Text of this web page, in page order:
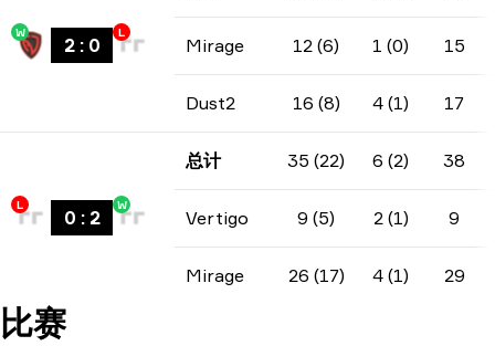
W
2: 0
L
Mirage 12 (6) 1 (0) 15
Dust2 16 (8) 4 (1) 17
L
0 : 2
W
总计 35 (22) 6 (2) 38
Vertigo 9 (5) 2 (1) 9
Mirage 26 (17) 4 (1) 29
比赛